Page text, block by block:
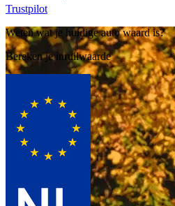
Trustpilot
Weten wat je huidige auto waard is?
Bereken je inruilwaarde